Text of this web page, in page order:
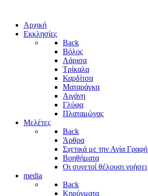
Αρχική
Εκκλησίες
Back
Βόλος
Λάρισα
Τρίκαλα
Καρδίτσα
Ματαράγκα
Αιγάνη
Γλύφα
Πλαταμώνας
Μελέτες
Back
Άρθρα
Σχετικά με την Αγία Γραφή
Βοηθήματα
Οι συνετοί θέλουσι νοήσει
media
Back
Κηρύγματα